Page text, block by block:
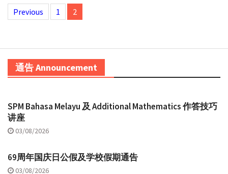
navigation
Previous 1 2
通告 Announcement
SPM Bahasa Melayu 及 Additional Mathematics 作答技巧
讲座
03/08/2026
69周年国庆日公假及学校假期通告
03/08/2026